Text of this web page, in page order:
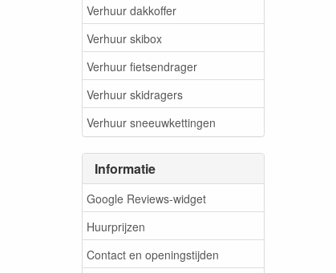
Verhuur dakkoffer
Verhuur skibox
Verhuur fietsendrager
Verhuur skidragers
Verhuur sneeuwkettingen
Informatie
Google Reviews-widget
Huurprijzen
Contact en openingstijden